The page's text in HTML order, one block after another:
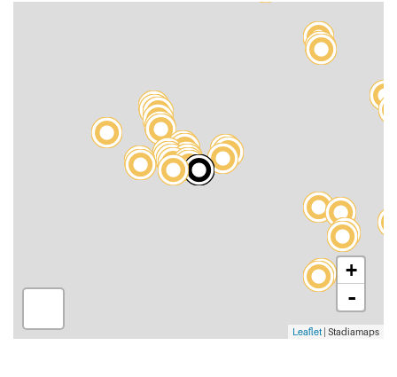
+
-
Leaflet | Stadiamaps